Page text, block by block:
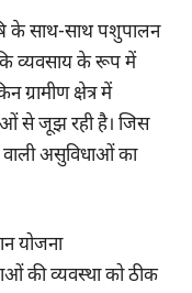
के साथ-साथ पशुपालन
व्यवसाय के रूप में
क्षेत्र में
से जूझ रही है। जिस
वाली असुविधाओं का
की व्यवस्था को ठीक